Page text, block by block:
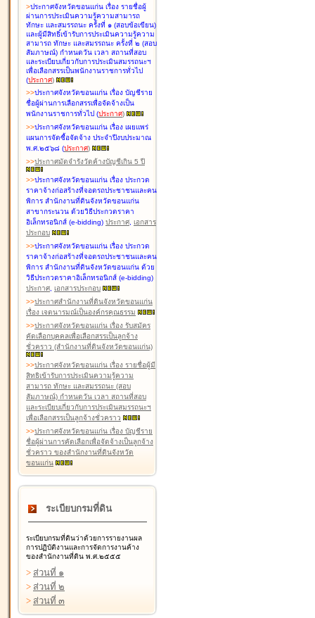
>ประกาศจังหวัดขอนแก่น เรื่อง รายชื่อผู้
ผ่านการประเมินความรู้ความสามารถ
ทักษะ และสมรรถนะ ครั้งที่ ๑ (สอบข้อเขียน)
และผู้มีสิทธิ์เข้ารับการประเมินความรู้ความ
สามารถ ทักษะ และสมรรถนะ ครั้งที่ ๒ (สอบ
สัมภาษณ์) กำหนดวัน เวลา สถานที่สอบ
และระเบียบเกี่ยวกับการประเมินสมรรถนะฯ
เพื่อเลือกสรรเป็นพนักงานราชการทั่วไป
(ประกาศ)
>>ประกาศจังหวัดขอนแก่น เรื่อง บัญชีราย
ชื่อผู้ผ่านการเลือกสรรเพื่อจัดจ้างเป็น
พนักงานราชการทั่วไป (ประกาศ)
>>ประกาศจังหวัดขอนแก่น เรื่อง เผยแพร่
แผนการจัดซื้อจัดจ้าง ประจำปีงบประมาณ
พ.ศ.๒๕๖๘ (ประกาศ)
>>ประกาศมัดจำรังวัดค้างบัญชีเกิน 5 ปี
>>ประกาศจังหวัดขอนแก่น เรื่อง ประกวด
ราคาจ้างก่อสร้างที่จอดรถประชาชนและคน
พิการ สำนักงานที่ดินจังหวัดขอนแก่น
สาขากระนวน ด้วยวิธีประกวดราคา
อิเล็กทรอนิกส์ (e-bidding) ประกาศ, เอกสาร
ประกอบ
>>ประกาศจังหวัดขอนแก่น เรื่อง ประกวด
ราคาจ้างก่อสร้างที่จอดรถประชาชนและคน
พิการ สำนักงานที่ดินจังหวัดขอนแก่น ด้วย
วิธีประกวดราคาอิเล็กทรอนิกส์ (e-bidding)
ประกาศ, เอกสารประกอบ
>>ประกาศสำนักงานที่ดินจังหวัดขอนแก่น
เรื่อง เจตนารมณ์เป็นองค์กรคุณธรรม
>>ประกาศจังหวัดขอนแก่น เรื่อง รับสมัคร
คัดเลือกบุคคลเพื่อเลือกสรรเป็นลูกจ้าง
ชั่วคราว (สำนักงานที่ดินจังหวัดขอนแก่น)
>>ประกาศจังหวัดขอนแก่น เรื่อง รายชื่อผู้มี
สิทธิเข้ารับการประเมินความรู้ความ
สามารถ ทักษะ และสมรรถนะ (สอบ
สัมภาษณ์) กำหนดวัน เวลา สถานที่สอบ
และระเบียบเกี่ยวกับการประเมินสมรรถนะฯ
เพื่อเลือกสรรเป็นลูกจ้างชั่วคราว
>>ประกาศจังหวัดขอนแก่น เรื่อง บัญชีราย
ชื่อผู้ผ่านการคัดเลือกเพื่อจัดจ้างเป็นลูกจ้าง
ชั่วคราว ของสำนักงานที่ดินจังหวัด
ขอนแก่น
ระเบียบกรมที่ดิน
ระเบียบกรมที่ดินว่าด้วยการรายงานผล
การปฏิบัติงานและการจัดการงานค้าง
ของสำนักงานที่ดิน พ.ศ.๒๕๕๕
> ส่วนที่ ๑
> ส่วนที่ ๒
> ส่วนที่ ๓